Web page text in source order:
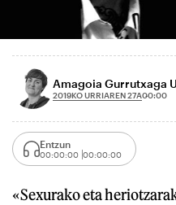
Amagoia Gurrutxaga
2019KO URRIAREN 27A00:00
Entzun
00:00:00 00:00:00
«Sexurako eta